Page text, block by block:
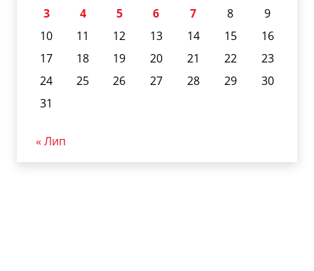
3
4 5 6 7 8
9
10
11 12 13 14 15
16
17
18 19 20 21 22
23
24
25 26 27 28 29
30
31
« Лип